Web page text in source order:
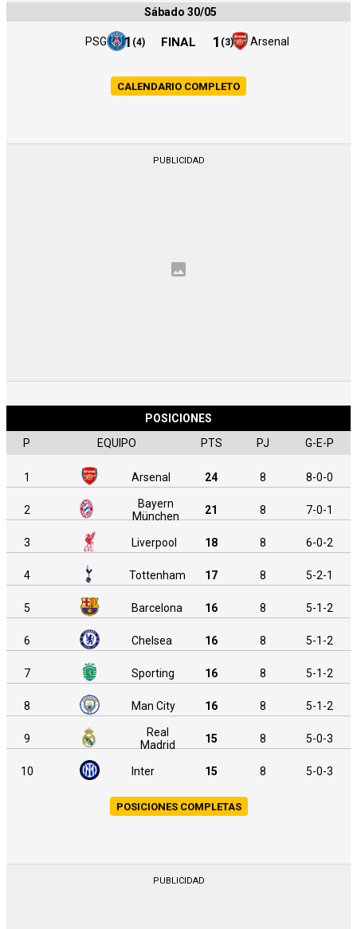
Sábado 30/05
PSG 1 (4) FINAL 1 (3) Arsenal
CALENDARIO COMPLETO
POSICIONES
P
EQUIPO PTS PJ G-E-P
1 Arsenal 24 8 8-0-0
2
Bayern
München
21 8 7-0-1
3 Liverpool 18 8 6-0-2
4 Tottenham 17 8 5-2-1
5 Barcelona 16 8 5-1-2
6 Chelsea 16 8 5-1-2
7 Sporting 16 8 5-1-2
8 Man City 16 8 5-1-2
9
Real
Madrid
15 8 5-0-3
10 Inter 15 8 5-0-3
POSICIONES COMPLETAS